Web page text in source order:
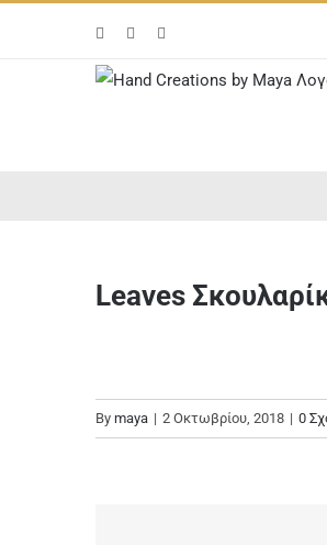
FacebookInstagram
Leaves
By maya | 2 Οκτωβρίου, 2018 | 0